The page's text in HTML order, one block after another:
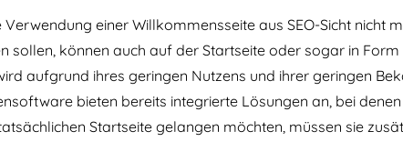
einer Willkommensseite aus SEO-Sicht
sollen, können auch auf der Startseite oder sogar in
aufgrund ihres geringen Nutzens und ihrer geringen
bieten bereits integrierte Lösungen an, bei
Startseite gelangen möchten, müssen sie